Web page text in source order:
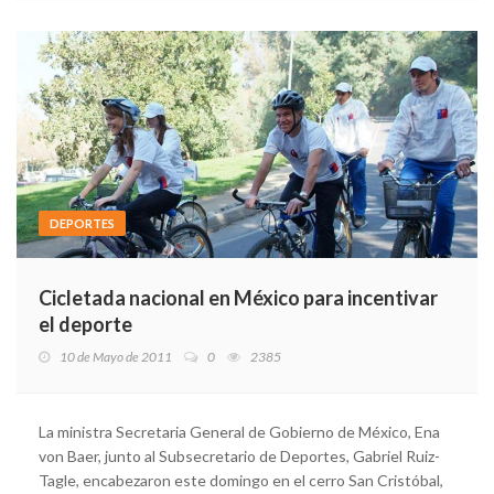
DEPORTES
Cicletada nacional en México para incentivar
el deporte
10 de Mayo de 2011 0 2385
La ministra Secretaria General de Gobierno de México, Ena
von Baer, junto al Subsecretario de Deportes, Gabriel Ruiz-
Tagle, encabezaron este domingo en el cerro San Cristóbal,